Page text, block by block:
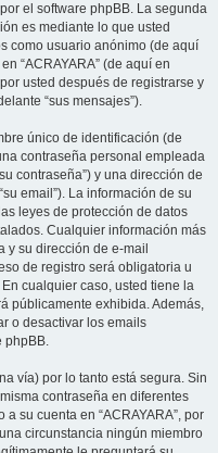
el software phpBB. La segunda
es mediante lo que usted
como usuario anónimo (de aquí
“ACRAYARA” (de aquí en
usted después de registrarse y
“sus mensajes”).
único de identificación (de
contraseña personal empleada
contraseña”) y una dirección de
email”). La información de su
leyes de protección de datos
Cualquier información más
y su dirección de e-mail
de registro será obligatoria u
cualquier caso, usted tiene la
públicamente exhibida. Además,
o desactivar los emails
phpBB.
vía) por lo tanto está segura. Sin
contraseña en diferentes
su cuenta en “ACRAYARA”, por
circunstancia ningún miembro